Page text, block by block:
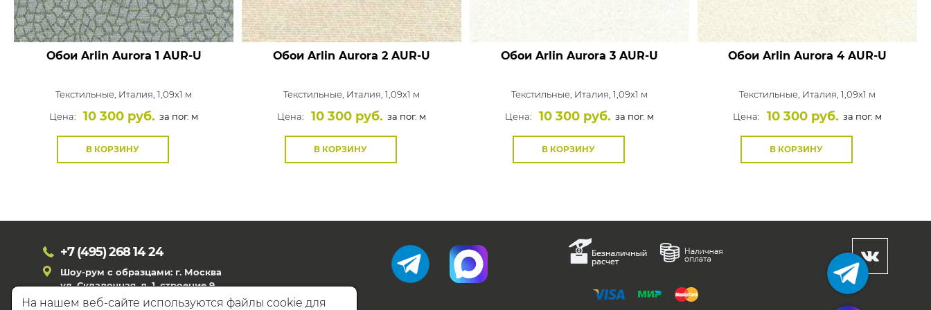
Обои Arlin Aurora 1 AUR-U
Текстильные, Италия, 1,09x1 м
Цена:
10 300 руб. за пог. м
В КОРЗИНУ
Обои Arlin Aurora 2 AUR-U
Текстильные, Италия, 1,09x1 м
Цена:
10 300 руб. за пог. м
В КОРЗИНУ
Обои Arlin Aurora 3 AUR-U
Текстильные, Италия, 1,09x1 м
Цена:
10 300 руб. за пог. м
В КОРЗИНУ
Обои Arlin Aurora 4 AUR-U
Текстильные, Италия, 1,09x1 м
Цена:
10 300 руб. за пог. м
В КОРЗИНУ
+7 (495)268 14 24
Шоу-рум с образцами: г. Москва
ул. Складочная, д. 1, строение 9
На нашем веб-сайте используются файлы cookie для